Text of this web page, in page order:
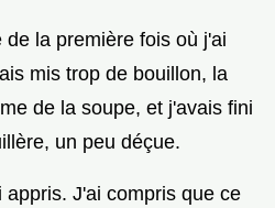
la première fois où j'ai
mis trop de bouillon, la
de la soupe, et j'avais fini
un peu déçue.
J'ai compris que ce